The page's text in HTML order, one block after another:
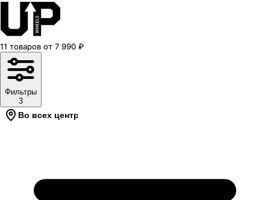
11 товаров от 7 990 ₽
Фильтры
3
Во всех центрах